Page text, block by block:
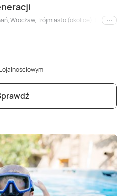
Wrocław, Trójmiasto (okolice), Łódźi inne